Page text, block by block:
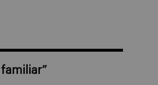
familiar”